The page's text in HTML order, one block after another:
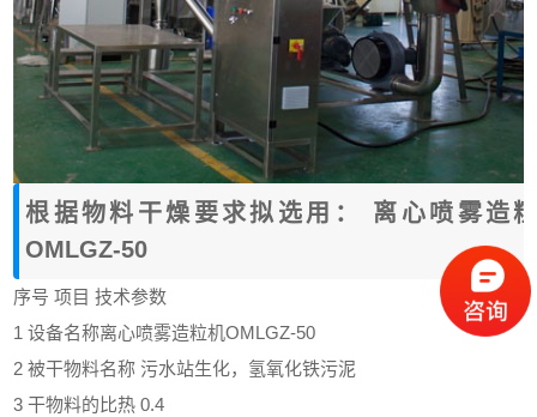
根据物料干燥要求拟选用： 离心喷雾造
OMLGZ-50
序号 项目 技术参数
1 设备名称离心喷雾造粒机OMLGZ-50
2 被干物料名称 污水站生化，氢氧化铁污泥
3 干物料的比热 0.4